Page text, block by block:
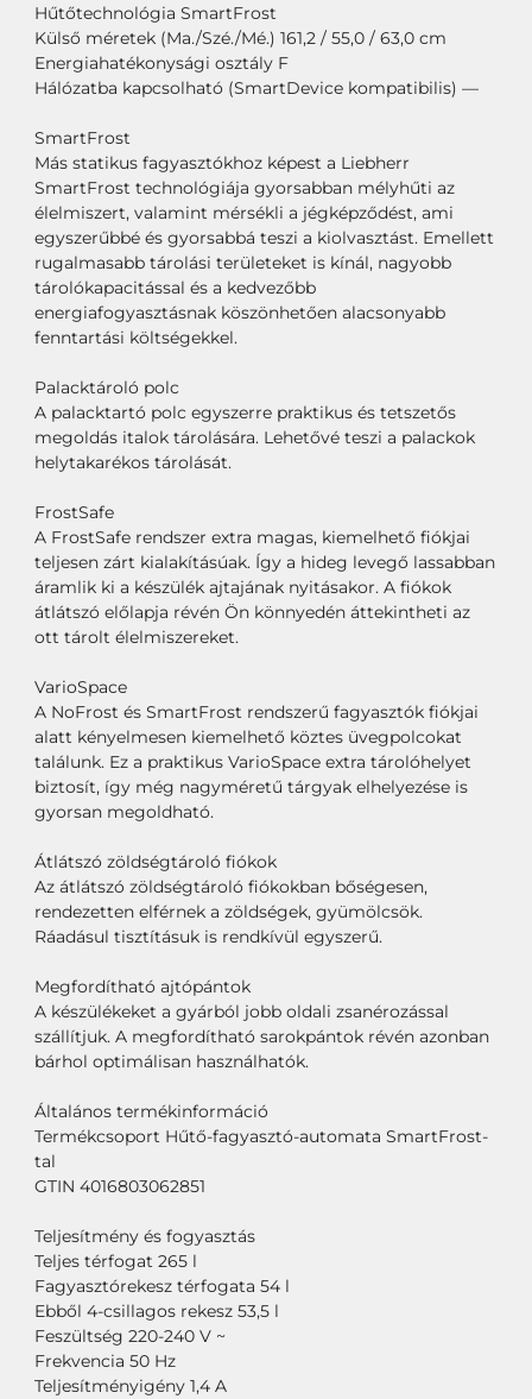
Hűtőtechnológia SmartFrost
Külső méretek (Ma./Szé./Mé.) 161,2 / 55,0 / 63,0 cm
Energiahatékonysági osztály F
Hálózatba kapcsolható (SmartDevice kompatibilis) —
SmartFrost
Más statikus fagyasztókhoz képest a Liebherr
SmartFrost technológiája gyorsabban mélyhűti az
élelmiszert, valamint mérsékli a jégképződést, ami
egyszerűbbé és gyorsabbá teszi a kiolvasztást. Emellett
rugalmasabb tárolási területeket is kínál, nagyobb
tárolókapacitással és a kedvezőbb
energiafogyasztásnak köszönhetően alacsonyabb
fenntartási költségekkel.
Palacktároló polc
A palacktartó polc egyszerre praktikus és tetszetős
megoldás italok tárolására. Lehetővé teszi a palackok
helytakarékos tárolását.
FrostSafe
A FrostSafe rendszer extra magas, kiemelhető fiókjai
teljesen zárt kialakításúak. Így a hideg levegő lassabban
áramlik ki a készülék ajtajának nyitásakor. A fiókok
átlátszó előlapja révén Ön könnyedén áttekintheti az
ott tárolt élelmiszereket.
VarioSpace
A NoFrost és SmartFrost rendszerű fagyasztók fiókjai
alatt kényelmesen kiemelhető köztes üvegpolcokat
találunk. Ez a praktikus VarioSpace extra tárolóhelyet
biztosít, így még nagyméretű tárgyak elhelyezése is
gyorsan megoldható.
Átlátszó zöldségtároló fiókok
Az átlátszó zöldségtároló fiókokban bőségesen,
rendezetten elférnek a zöldségek, gyümölcsök.
Ráadásul tisztításuk is rendkívül egyszerű.
Megfordítható ajtópántok
A készülékeket a gyárból jobb oldali zsanérozással
szállítjuk. A megfordítható sarokpántok révén azonban
bárhol optimálisan használhatók.
Általános termékinformáció
Termékcsoport Hűtő-fagyasztó-automata SmartFrost-
tal
GTIN 4016803062851
Teljesítmény és fogyasztás
Teljes térfogat 265 l
Fagyasztórekesz térfogata 54 l
Ebből 4-csillagos rekesz 53,5 l
Feszültség 220-240 V ~
Frekvencia 50 Hz
Teljesítményigény 1,4 A